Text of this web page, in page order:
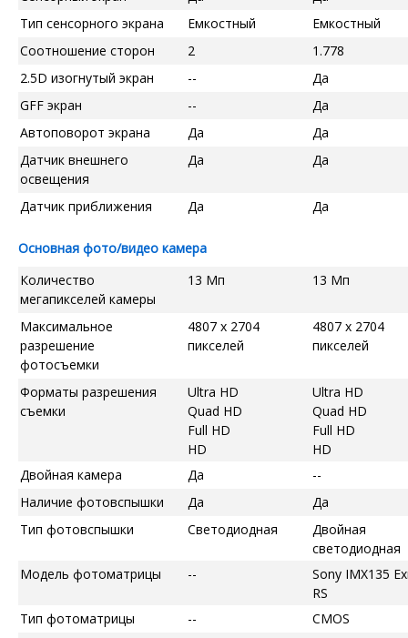
Тип сенсорного экрана
Емкостный
Емкостный
Соотношение сторон
2
1.778
2.5D изогнутый экран
--
Да
GFF экран
--
Да
Автоповорот экрана
Да
Да
Датчик внешнего
освещения
Да Да
Датчик приближения Да Да
Основная фото/видео камера
Количество
мегапикселей камеры
13 Мп 13 Мп
Максимальное
разрешение
фотосъемки
4807 x 2704
пикселей
4807 x 2704
пикселей
Форматы разрешения
съемки
Ultra HD
Quad HD
Full HD
HD
Ultra HD
Quad HD
Full HD
HD
Двойная камера
Да
--
Наличие фотовспышки
Да
Да
Тип фотовспышки
Светодиодная
Двойная
светодиодная
Модель фотоматрицы
--
Sony IMX135
RS
Тип фотоматрицы
--
CMOS